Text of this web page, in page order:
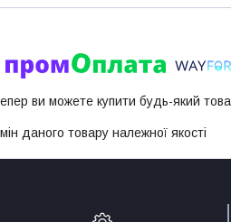
ви можете купити будь-який
даного товару належної якості